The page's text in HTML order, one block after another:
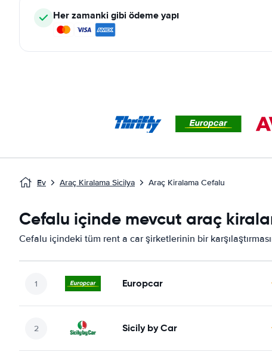
Her zamanki gibi ödeme yapı
Ev Araç Kiralama Sicilya Araç Kiralama Cefalu
Cefalu içinde mevcut araç
Cefalu içindeki tüm rent a car şirketlerinin bir
Europcar
Sicily by Car